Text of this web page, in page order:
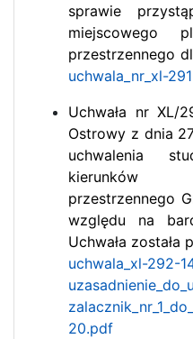
sprawie
miejscowego
przestrzennego
uchwala_nr_xl-
Uchwała nr XL/
Ostrowy z dnia
uchwalenia
kierunków
przestrzennego
względu na
Uchwała
uchwala_xl-292-
20.pdf